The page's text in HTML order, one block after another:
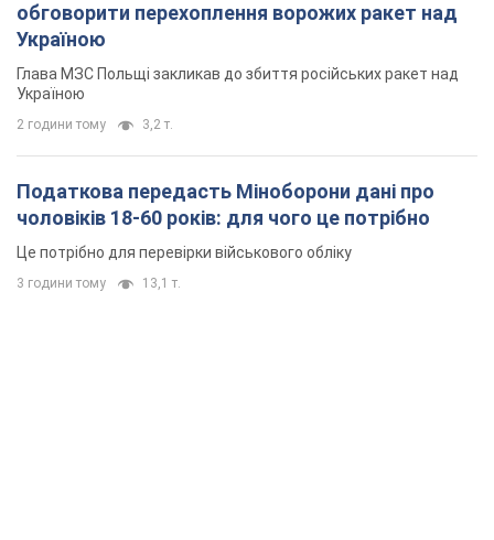
обговорити перехоплення ворожих ракет над
Україною
Глава МЗС Польщі закликав до збиття російських ракет над
Україною
2 години тому 3,2 т.
Податкова передасть Міноборони дані про
чоловіків 18-60 років: для чого це потрібно
Це потрібно для перевірки військового обліку
3 години тому 13,1 т.